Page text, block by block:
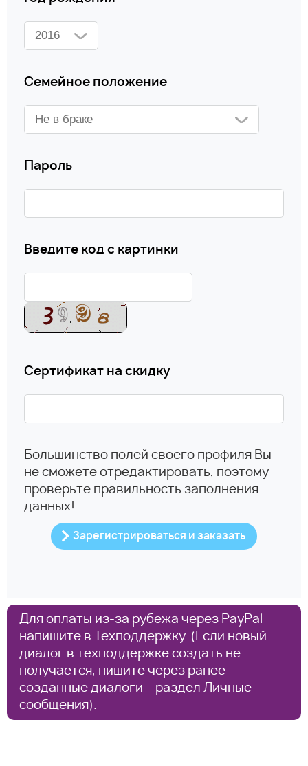
Семейное положение
Пароль
Введите код с картинки
Сертификат на скидку
Большинство полей своего профиля Вы
не сможете отредактировать, поэтому
проверьте правильность заполнения
данных!
Зарегистрироваться и заказать
Для оплаты из-за рубежа через PayPal
напишите в Техподдержку. (Если новый
диалог в техподдержке создать не
получается, пишите через ранее
созданные диалоги – раздел Личные
сообщения).